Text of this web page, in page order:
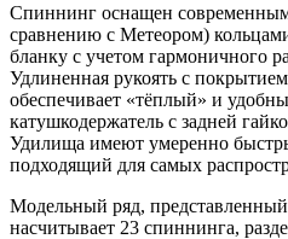
Спиннинг оснащен
сравнению с Метеором)
бланку с учетом гармоничного
Удлиненная рукоять с
обеспечивает «тёплый» и
катушкодержатель с задней
Удилища имеют умеренно
подходящий для самых
Модельный ряд,
насчитывает 23 спиннинга,